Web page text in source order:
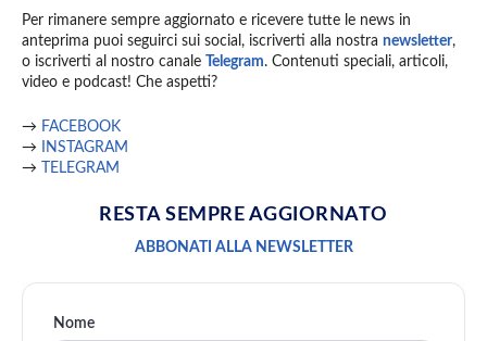
Per rimanere sempre aggiornato e ricevere tutte le news in
anteprima puoi seguirci sui social, iscriverti alla nostra newsletter,
o iscriverti al nostro canale
Telegram. Contenuti speciali, articoli,
video e podcast! Che aspetti?
→ FACEBOOK
→ INSTAGRAM
→ TELEGRAM
RESTA SEMPRE AGGIORNATO
ABBONATI ALLA NEWSLETTER
Nome